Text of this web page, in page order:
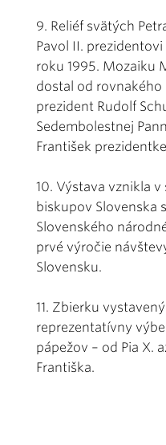
9. Reliéf svätých
Pavol II.
roku 1995. Mozaiku
dostal od rovnakého
prezident Rudolf
Sedembolestnej
František
10. Výstava vznikla
biskupov Slovenska
Slovenského
prvé výročie
Slovensku.
11. Zbierku
reprezentatívny
pápežov – od Pia X.
Františka.